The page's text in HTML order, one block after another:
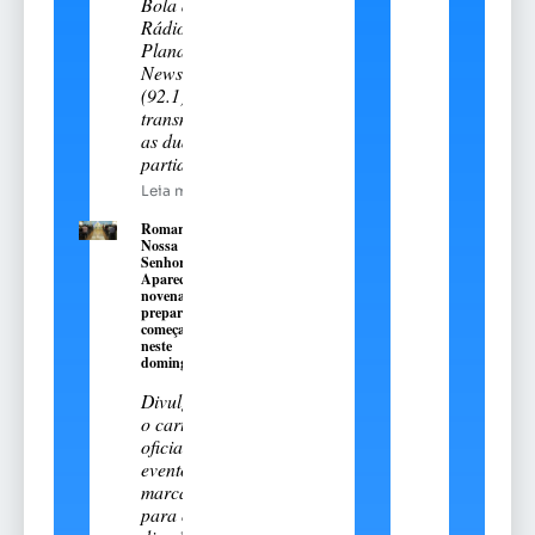
Rádio
Planalto
News
(92.1)
transmitiu
as duas
partidas
Leia mais
Romaria de
Nossa
Senhora
Aparecida:
novena
preparatória
começa
neste
domingo, 9
Divulgado
o cartal
oficial do
evento
marcado
para os